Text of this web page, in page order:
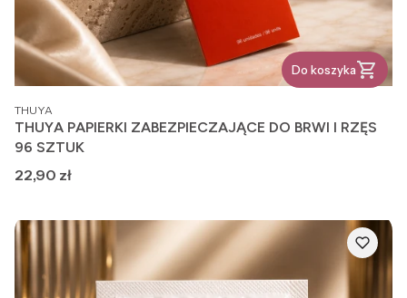
Do koszyka
PRODUCENT
THUYA
THUYA PAPIERKI ZABEZPIECZAJĄCE DO BRWI I RZĘS
96 SZTUK
Cena
22,90 zł